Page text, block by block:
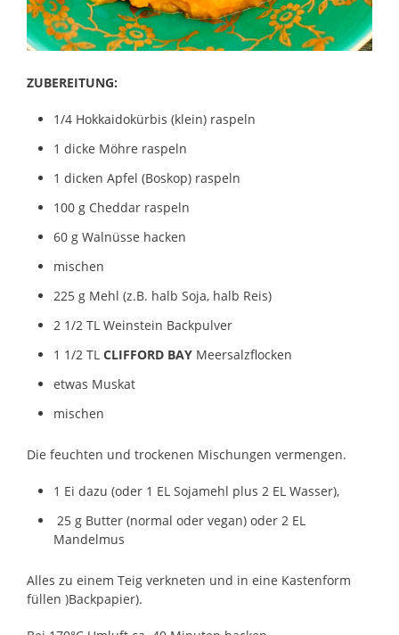
ZUBEREITUNG:
1/4 Hokkaidokürbis (klein) raspeln
1 dicke Möhre raspeln
1 dicken Apfel (Boskop) raspeln
100 g Cheddar raspeln
60 g Walnüsse hacken
mischen
225 g Mehl (z.B. halb Soja, halb Reis)
2 1/2 TL Weinstein Backpulver
1 1/2 TL CLIFFORD BAY Meersalzflocken
etwas Muskat
mischen
Die feuchten und trockenen Mischungen vermengen.
1 Ei dazu (oder 1 EL Sojamehl plus 2 EL Wasser),
25 g Butter (normal oder vegan) oder 2 EL
Mandelmus
Alles zu einem Teig verkneten und in eine Kastenform
füllen )Backpapier).